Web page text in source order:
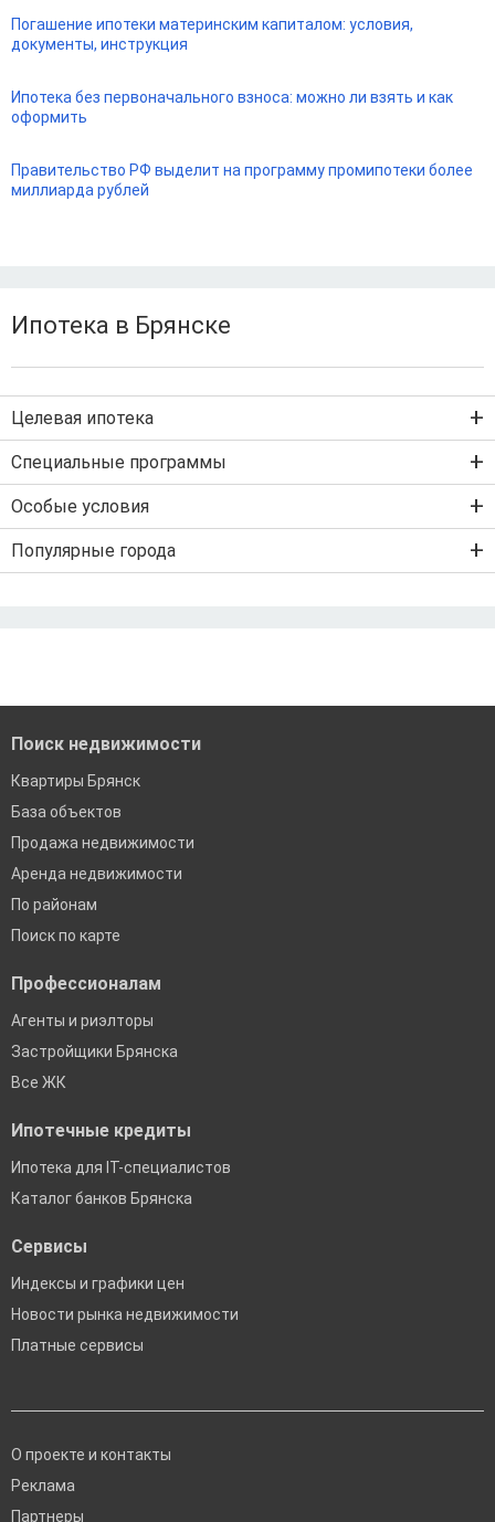
Погашение ипотеки материнским капиталом: условия,
документы, инструкция
Ипотека без первоначального взноса: можно ли взять и как
оформить
Правительство РФ выделит на программу промипотеки более
миллиарда рублей
Ипотека в Брянске
Целевая ипотека
Ипотека на вторичку
Ипотека на строительство дома
IT-ипотека
Специальные программы
Военная ипотека
Рефинансирование ипотеки
Особые условия
Ипотека без первого взноса
Популярные города
Поиск недвижимости
Квартиры Брянск
База объектов
Продажа недвижимости
Аренда недвижимости
По районам
Поиск по карте
Профессионалам
Агенты и риэлторы
Застройщики Брянска
Все ЖК
Ипотечные кредиты
Ипотека для IT-специалистов
Каталог банков Брянска
Сервисы
Индексы и графики цен
Новости рынка недвижимости
Платные сервисы
О проекте и контакты
Реклама
Партнеры